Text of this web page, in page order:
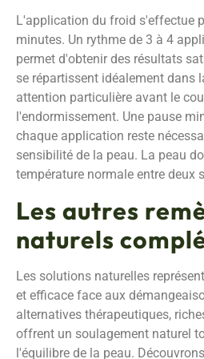
L'application du froid s'effectue
minutes. Un rythme de 3 à 4
permet d'obtenir des résultats
se répartissent idéalement dans
attention particulière avant le
l'endormissement. Une pause
chaque application reste
sensibilité de la peau. La peau
température normale entre deux
Les autres
naturels
Les solutions naturelles
et efficace face aux
alternatives thérapeutiques,
offrent un soulagement naturel
l'équilibre de la peau.